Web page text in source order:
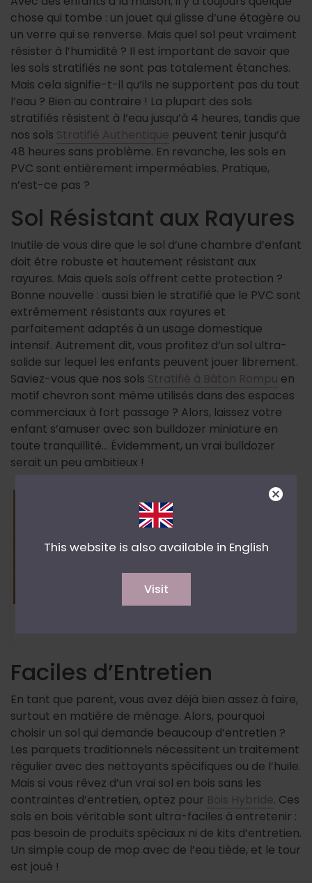
chose qui tombe : un jouet qui glisse d’une étagère ou
un verre qui se renverse. Mais quel sol peut vraiment
résister à l’humidité ? Il est important de savoir que
les sols stratifiés ne sont pas totalement étanches.
Mais cela signifie-t-il qu’ils ne supportent pas du tout
l’eau ? Bien au contraire ! La plupart des sols
stratifiés résistent à l’eau jusqu’à 4 heures, tandis que
nos sols Stratifié Authentique peuvent tenir jusqu’à
48 heures sans problème. En revanche, les sols en
PVC sont entièrement imperméables. Pratique,
n’est-ce pas ?
Sol Résistant aux Rayures
Inutile de vous dire que le sol d’une chambre d’enfant
doit être robuste et hautement résistant aux
rayures. Mais quels sols offrent cette protection ?
Bonne nouvelle : aussi bien le stratifié que le PVC sont
extrêmement résistants aux rayures et
parfaitement adaptés à un usage domestique
intensif. Autrement dit, vous profitez d’un sol ultra-
solide sur lequel les enfants peuvent jouer librement.
Saviez-vous que nos sols Stratifié à Bâton Rompu en
motif chevron sont même utilisés dans des espaces
commerciaux à fort passage ? Alors, laissez votre
enfant s’amuser avec son bulldozer miniature en
toute tranquillité… Évidemment, un vrai bulldozer
serait un peu ambitieux !
Sols
Faciles d’Entretien
En tant que parent, vous avez déjà bien assez à faire,
surtout en matière de ménage. Alors, pourquoi
choisir un sol qui demande beaucoup d’entretien ?
Les parquets traditionnels nécessitent un traitement
régulier avec des nettoyants spécifiques ou de l’huile.
Mais si vous rêvez d’un vrai sol en bois sans les
contraintes d’entretien, optez pour Bois Hybride. Ces
sols en bois véritable sont ultra-faciles à entretenir :
pas besoin de produits spéciaux ni de kits d’entretien.
Un simple coup de mop avec de l’eau tiède, et le tour
est joué !
This website is also available in English
Visit